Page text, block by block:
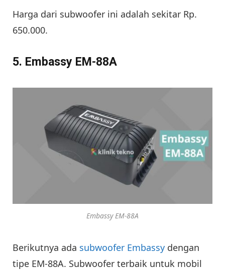
Harga dari subwoofer ini adalah sekitar Rp.
650.000.
5. Embassy EM-88A
Embassy EM-88A
Berikutnya ada subwoofer Embassy dengan
tipe EM-88A. Subwoofer terbaik untuk mobil